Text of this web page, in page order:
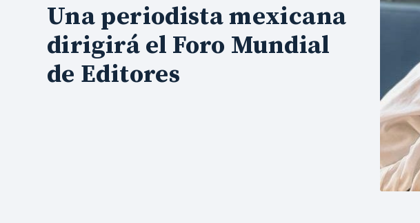
Una periodista mexicana
dirigirá el Foro Mundial
de Editores